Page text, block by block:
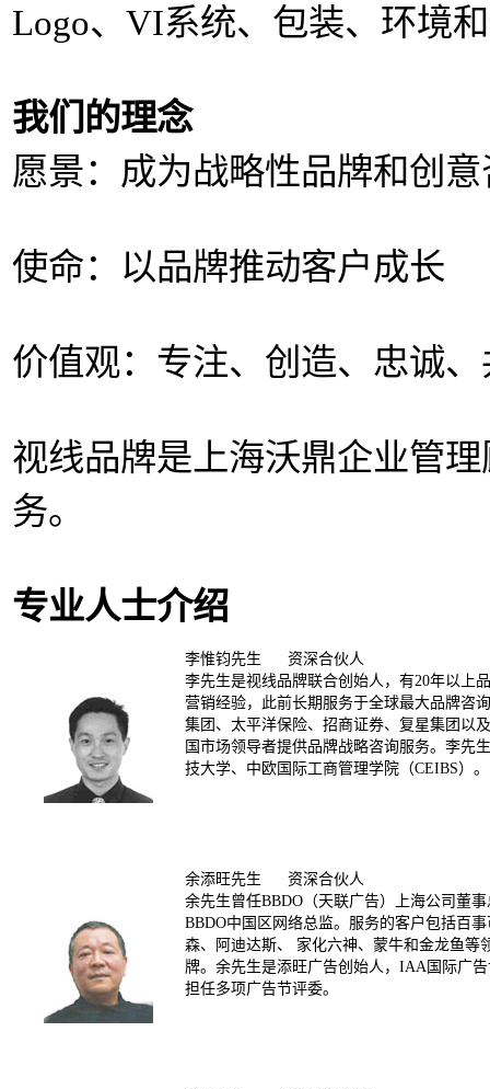
Logo、VI系统、包装、环境
我们的理念
愿景：成为战略性品牌和创
使命：以品牌推动客户成长
价值观：专注、创造、忠诚
视线品牌是上海沃鼎企业管
务。
专业人士介绍
李惟钧先生 资深合伙人
李先生是视线品牌联合创始人，有20年以上
营销经验，此前长期服务于全球最大品牌咨
集团、太平洋保险、招商证券、 复星集团以
国市场领导者提供品牌战略咨询服务。李先
技大学、中欧国际工商管理学院（CEIBS）。
余添旺先生 资深合伙人
余先生曾任BBDO（天联广告）上海公司董
BBDO中国区网络总监。服务的客户包括百
森、阿迪达斯、 家化六神、蒙牛和金龙鱼等
牌。余先生是添旺广告创始人，IAA国际广
担任多项广告节评委。